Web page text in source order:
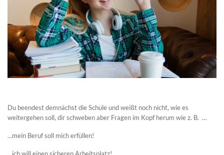
Du beendest demnächst die Schule und weißt noch nicht, wie es
weitergehen soll, dir schweben aber Fragen im Kopf herum wie z. B. …
…mein Beruf soll mich erfüllen!